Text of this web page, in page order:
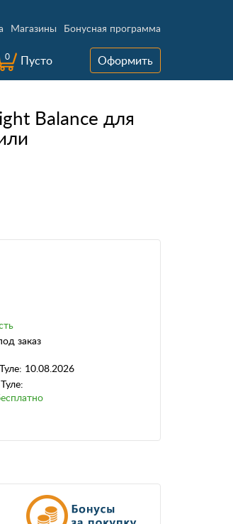
Магазины Бонусная программа
0 Пусто Оформить
Balance для
заказ
10.08.2026